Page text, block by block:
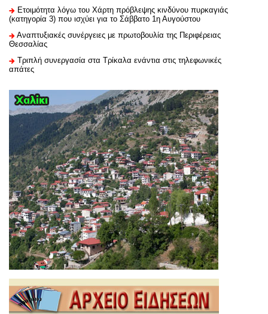
Ετοιμότητα λόγω του Χάρτη πρόβλεψης κινδύνου πυρκαγιάς
(κατηγορία 3) που ισχύει για το Σάββατο 1η Αυγούστου
Αναπτυξιακές συνέργειες με πρωτοβουλία της Περιφέρειας
Θεσσαλίας
Τριπλή συνεργασία στα Τρίκαλα ενάντια στις τηλεφωνικές
απάτες